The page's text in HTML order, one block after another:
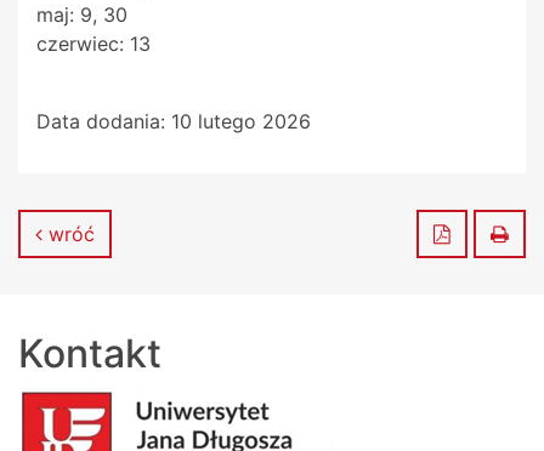
maj: 9, 30
czerwiec: 13
Data dodania: 10 lutego 2026
wróć Zapisz do
Kontakt